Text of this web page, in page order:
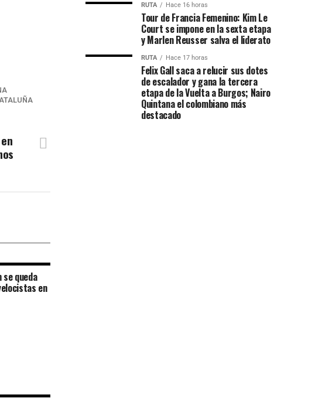
queda
en
RUTA Hace 16 horas
Tour de Francia Femenino: Kim Le
Court se impone en la sexta etapa
y Marlen Reusser salva el liderato
RUTA Hace 17 horas
Felix Gall saca a relucir sus dotes
de escalador y gana la tercera
etapa de la Vuelta a Burgos; Nairo
Quintana el colombiano más
destacado